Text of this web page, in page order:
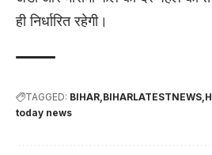
ही निर्धारित रहेगी।
TAGGED: BIHAR BIHARLATESTNEWS
today news